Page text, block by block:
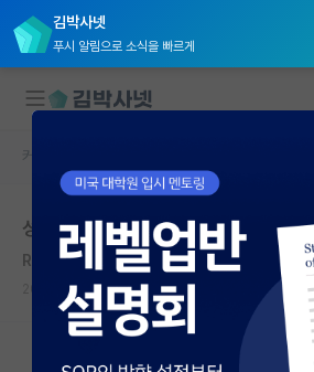
김박사넷
푸시 알림으로 소식을 빠르게
대학원생 모집
국내대학원 정보
연구실&오픈랩
커뮤니티
커뮤니티 홈
커뮤니티 홈
성균관대 삼성융합의과학원 질문이요
Renato Dulbecco
2020.09.27 0 8904